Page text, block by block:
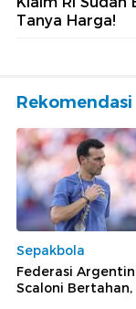
Tanya Harga!
Rekomendasi
Sepakbola
Federasi
Scaloni Bertahan,